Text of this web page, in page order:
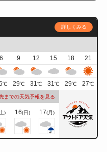
詳しくみる
6 9 12 15 18
21
℃ 29℃ 31℃ 31℃ 29℃ 27℃
までの天気予報を見る
) 16(日) 17(月)